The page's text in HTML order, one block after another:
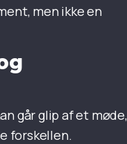
men ikke en
går glip af et møde,
forskellen.